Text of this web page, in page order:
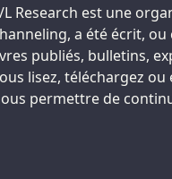
us:
L Research est une
a été écrit,
publiés, bulletins,
lisez, téléchargez
permettre de